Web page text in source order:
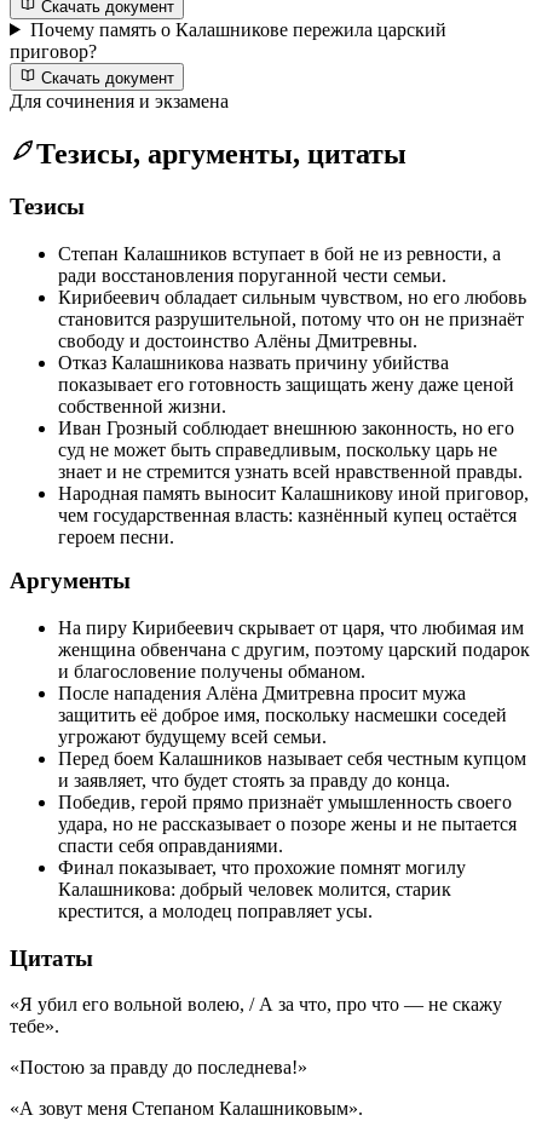
Скачать документ
Почему память о Калашникове пережила царский
приговор?
Скачать документ
Для сочинения и экзамена
Тезисы, аргументы, цитаты
Тезисы
Степан Калашников вступает в бой не из ревности, а
ради восстановления поруганной чести семьи.
Кирибеевич обладает сильным чувством, но его любовь
становится разрушительной, потому что он не признаёт
свободу и достоинство Алёны Дмитревны.
Отказ Калашникова назвать причину убийства
показывает его готовность защищать жену даже ценой
собственной жизни.
Иван Грозный соблюдает внешнюю законность, но его
суд не может быть справедливым, поскольку царь не
знает и не стремится узнать всей нравственной правды.
Народная память выносит Калашникову иной приговор,
чем государственная власть: казнённый купец остаётся
героем песни.
Аргументы
На пиру Кирибеевич скрывает от царя, что любимая им
женщина обвенчана с другим, поэтому царский подарок
и благословение получены обманом.
После нападения Алёна Дмитревна просит мужа
защитить её доброе имя, поскольку насмешки соседей
угрожают будущему всей семьи.
Перед боем Калашников называет себя честным купцом
и заявляет, что будет стоять за правду до конца.
Победив, герой прямо признаёт умышленность своего
удара, но не рассказывает о позоре жены и не пытается
спасти себя оправданиями.
Финал показывает, что прохожие помнят могилу
Калашникова: добрый человек молится, старик
крестится, а молодец поправляет усы.
Цитаты
«Я убил его вольной волею, / А за что, про что — не скажу
тебе».
«Постою за правду до последнева!»
«А зовут меня Степаном Калашниковым».